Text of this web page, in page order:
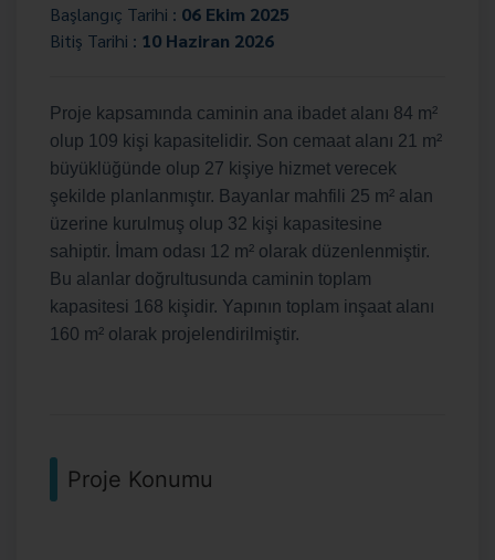
Başlangıç Tarihi : 06 Ekim 2025
Bitiş Tarihi : 10 Haziran 2026
Proje kapsamında caminin ana ibadet alanı 84 m²
olup 109 kişi kapasitelidir. Son cemaat alanı 21 m²
büyüklüğünde olup 27 kişiye hizmet verecek
şekilde planlanmıştır. Bayanlar mahfili 25 m² alan
üzerine kurulmuş olup 32 kişi kapasitesine
sahiptir. İmam odası 12 m² olarak düzenlenmiştir.
Bu alanlar doğrultusunda caminin toplam
kapasitesi 168 kişidir. Yapının toplam inşaat alanı
160 m² olarak projelendirilmiştir.
Proje Konumu